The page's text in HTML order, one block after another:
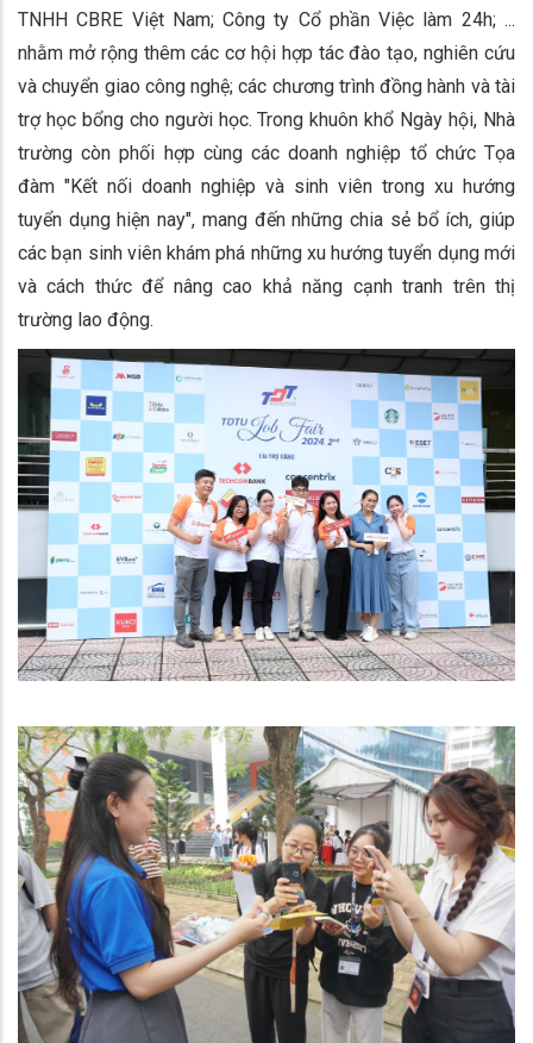
TNHH CBRE Việt Nam; Công ty Cổ phần Việc làm 24h; ...
nhằm mở rộng thêm các cơ hội hợp tác đào tạo, nghiên cứu
và chuyển giao công nghệ; các chương trình đồng hành và tài
trợ học bổng cho người học. Trong khuôn khổ Ngày hội, Nhà
trường còn phối hợp cùng các doanh nghiệp tổ chức Tọa
đàm "Kết nối doanh nghiệp và sinh viên trong xu hướng
tuyển dụng hiện nay", mang đến những chia sẻ bổ ích, giúp
các bạn sinh viên khám phá những xu hướng tuyển dụng mới
và cách thức để nâng cao khả năng cạnh tranh trên thị
trường lao động.